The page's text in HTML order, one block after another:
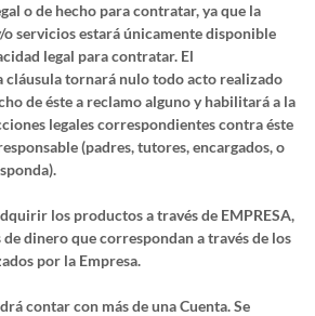
o de hecho para contratar, ya que la
servicios estará únicamente disponible
legal para contratar. El
cláusula tornará nulo todo acto realizado
de éste a reclamo alguno y habilitará a la
legales correspondientes contra éste
(padres, tutores, encargados, o
los productos a través de EMPRESA,
dinero que correspondan a través de los
por la Empresa.
contar con más de una Cuenta. Se